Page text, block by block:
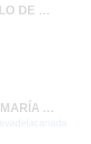
FOTOS 1º PRIMARIA GONZALO DE BERCEO
Final de Curso 25-26 CEIPSO MARÍA MOLINER